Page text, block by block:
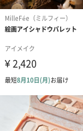
パープルベースの
色と優しいピンク
「jill leen.（ジ
2013年に誕生し